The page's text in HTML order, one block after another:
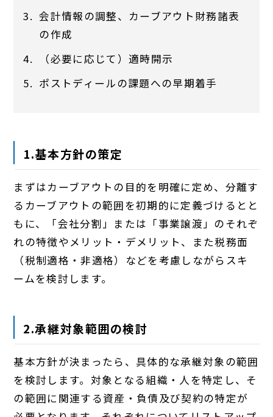
会計情報の調整、カーブアウト財務諸表
の作成
（必要に応じて）適時開示
ポストディールの課題への早期着手
1.基本方針の策定
まずはカーブアウトの目的を明確に定め、分離す
るカーブアウトの範囲を初期的に定義づけるとと
もに、「会社分割」または「事業譲渡」のそれぞ
れの特徴やメリット・デメリット、また税務面
（税制適格・非適格）などを考慮しながらスキ
ームを検討します。
2.承継対象範囲の検討
基本方針が決まったら、具体的な承継対象の範囲
を検討します。対象となる組織・人を特定し、そ
の範囲に関連する資産・負債及び契約の特定が